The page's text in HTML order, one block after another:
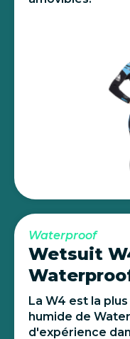
Waterproof
Wetsuit
La W4 est la
humide de
d'expérience